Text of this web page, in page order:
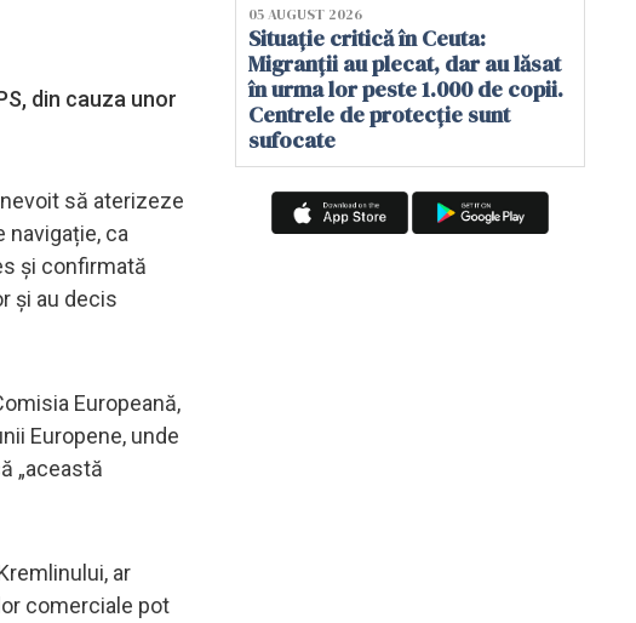
din cauza unor
să aterizeze
ca
și confirmată
și au decis
Europeană,
Europene, unde
„această
ar
comerciale pot
05 AUGUST 2026
Situație critică în Ceuta:
Migranții au plecat, dar au lăsat
în urma lor peste 1.000 de copii.
Centrele de protecție sunt
sufocate